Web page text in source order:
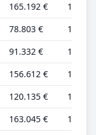
165.192 €
78.803 €
91.332 €
156.612 €
120.135 €
163.045 €